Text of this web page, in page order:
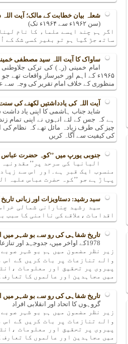
شعلہ بیان خطابت کے مالک؛ آیت
(سن ۱۹۶۲ء سے ۱۹۶۴ء تک)
اگر ہم چند ایسے علماء کا نام
ساتھ جڑ گیا ہو تو بغیر کسی شک کے
ساواک کا آیت اللہ سید مصطفی
منظوری کے خلاف امام تقریر کی وجہ سے
آیت اللہ کی یادداشتیں لکھنے کی
شاید جناب ہاشمی کا اپنی یاد داشت
ہے کہ جس کے لئے انہوں نے اپنی تمام
چیز کی طرف زیادہ مائل تھے کہ نظام کی
کی کیفیت سے آگاہ کریں
جنوبی یورپ میں ’’کوہ حضرت عباس
البانیا کی سرحد
منسوب ایک قبر ہے۔اور اس سے
پہاڑ ہے جو ’’کوہ حضرت عباس علیہ
سید رشید: دستاویزات اور زبانی تاریخ
سید رشید چنارانی شمالی
اقدامات ،علاقے کی ناامنی کا سبب
تاریخ شفاہی کی رو سے بو شہر میں
1978کے اواخر میں، جدوجہد اور تنازعات کا عروج
زیر نظر مضمون میں ہم بو شہر صوبے
والے تنازعات پر بات کریں گے
پیروی پر تحقیق اور معلومات
میں مجاہدین اور عالموں کا
تاریخ شفاہی کی رو سے بو شہر میں
گروہوں کا اتحاد اور انقلابی افراد
زیر نظر مضمون میں ہم بو شہر صوبے
والے تنازعات پر بات کریں گے
پیروی پر تحقیق اور معلومات
میں مجاہدین اور عالموں کا